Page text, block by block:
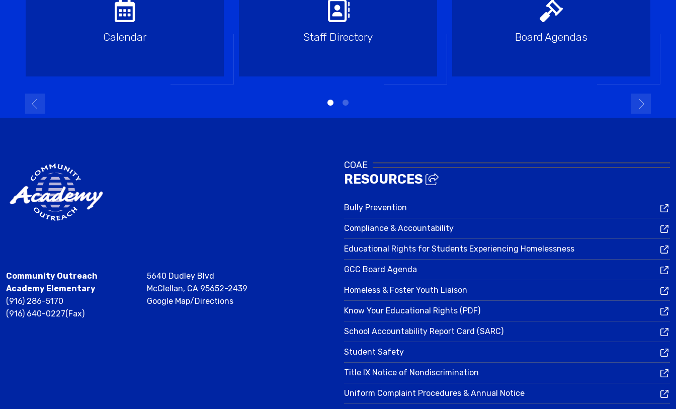
Calendar Staff Directory Board Agendas
Community Outreach
Academy Elementary
(916) 286-5170
(916) 640-0227(Fax)
5640 Dudley Blvd
McClellan, CA 95652-2439
Google Map/Directions
COAE
RESOURCES
Bully Prevention
Compliance & Accountability
Educational Rights for Students Experiencing Homelessness
GCC Board Agenda
Homeless & Foster Youth Liaison
Know Your Educational Rights (PDF)
School Accountability Report Card (SARC)
Student Safety
Title IX Notice of Nondiscrimination
Uniform Complaint Procedures & Annual Notice